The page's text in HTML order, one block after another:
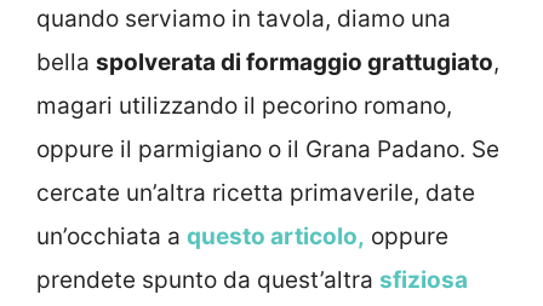
quando serviamo in tavola, diamo una
bella spolverata di formaggio grattugiato,
magari utilizzando il pecorino romano,
oppure il parmigiano o il Grana Padano. Se
cercate un’altra ricetta primaverile, date
un’occhiata a questo articolo, oppure
prendete spunto da quest’altra sfiziosa